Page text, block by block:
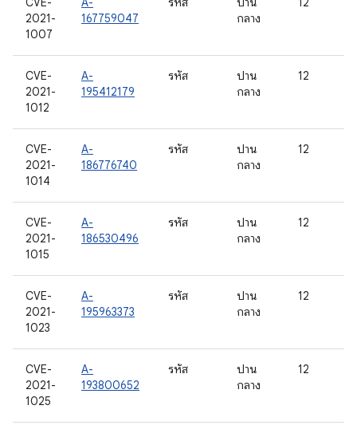
2021-
1007
167759047
กลาง
CVE-
2021-
1012
A-
195412179
รหัส
ปาน
กลาง
12
CVE-
2021-
1014
A-
186776740
รหัส
ปาน
กลาง
12
CVE-
2021-
1015
A-
186530496
รหัส
ปาน
กลาง
12
CVE-
2021-
1023
A-
195963373
รหัส
ปาน
กลาง
12
CVE-
2021-
1025
A-
193800652
รหัส
ปาน
กลาง
12